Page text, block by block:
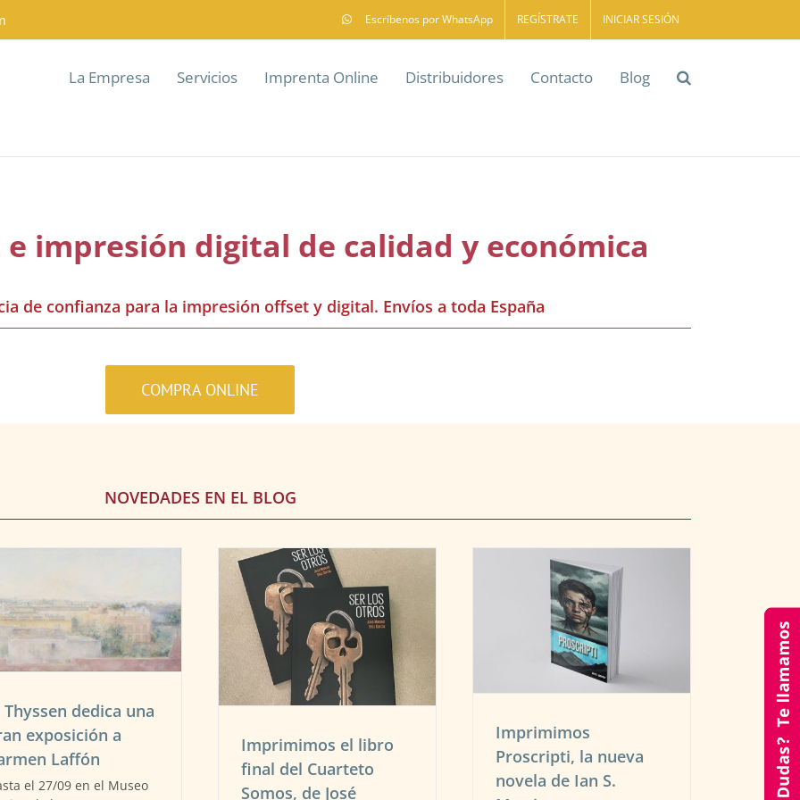
Escríbenos por WhatsApp REGÍSTRATE INICIAR SESIÓN
La Empresa Servicios Imprenta Online Distribuidores Contacto Blog
impresión digital de calidad y económica
de confianza para la impresión offset y digital. Envíos a toda España
COMPRA ONLINE
NOVEDADES EN EL BLOG
Thyssen dedica una
exposición a
Laffón
el 27/09 en el Museo
Imprimimos el libro final del
Cuarteto Somos, de José
Manuel Díaz García
Libros Nuestros trabajos impresos
Imprimimos el libro
final del Cuarteto
Somos, de José
Imprimimos Proscripti, la
nueva novela de Ian S.
Martin
Nuestros trabajos impresos
Imprimimos
Proscripti, la nueva
novela de Ian S.